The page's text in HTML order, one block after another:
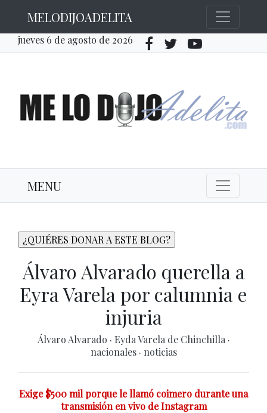
MELODIJOADELITA
jueves 6 de agosto de 2026
MENU
Álvaro Alvarado querella a
Eyra Varela por calumnia e
injuria
Álvaro Alvarado · Eyda Varela de Chinchilla ·
nacionales · noticias
Exige $500 mil porque le llamó coimero durante una
transmisión en vivo de Instagram